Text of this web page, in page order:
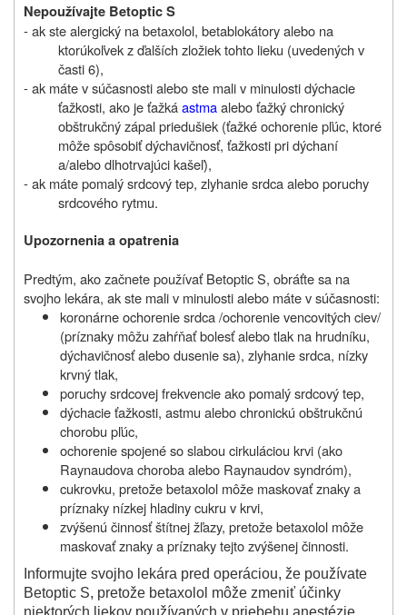
Nepoužívajte Betoptic S
- ak ste alergický na betaxolol, betablokátory alebo na
ktorúkoľvek z ďalších zložiek tohto lieku (uvedených v
časti 6),
- ak máte v súčasnosti alebo ste mali v minulosti dýchacie
ťažkosti, ako je ťažkáastmaalebo ťažký chronický
obštrukčný zápal priedušiek (ťažké ochorenie pľúc, ktoré
môže spôsobiť dýchavičnosť, ťažkosti pri dýchaní
a/alebo dlhotrvajúci kašeľ),
- ak máte pomalý srdcový tep, zlyhanie srdca alebo poruchy
srdcového rytmu.
Upozornenia a opatrenia
Predtým, ako začnete používať Betoptic S, obráťte sa na
svojho lekára, ak ste mali v minulosti alebo máte v súčasnosti:
koronárne ochorenie srdca /ochorenie vencovitých ciev/
(príznaky môžu zahŕňať bolesť alebo tlak na hrudníku,
dýchavičnosť alebo dusenie sa), zlyhanie srdca, nízky
krvný tlak,
poruchy srdcovej frekvencie ako pomalý srdcový tep,
dýchacie ťažkosti, astmu alebo chronickú obštrukčnú
chorobu pľúc,
ochorenie spojené so slabou cirkuláciou krvi (ako
Raynaudova choroba alebo Raynaudov syndróm),
cukrovku, pretože betaxolol môže maskovať znaky a
príznaky nízkej hladiny cukru v krvi,
zvýšenú činnosť štítnej žľazy, pretože betaxolol môže
maskovať znaky a príznaky tejto zvýšenej činnosti.
Informujte svojho lekára pred operáciou, že používate
Betoptic S, pretože betaxolol môže zmeniť účinky
niektorých liekov používaných v priebehu anestézie.